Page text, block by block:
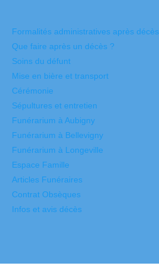
Formalités administratives après décès
Que faire après un décès ?
Soins du défunt
Mise en bière et transport
Cérémonie
Sépultures et entretien
Funérarium à Aubigny
Funérarium à Bellevigny
Funérarium à Longeville
Espace Famille
Articles Funéraires
Contrat Obsèques
Infos et avis décès